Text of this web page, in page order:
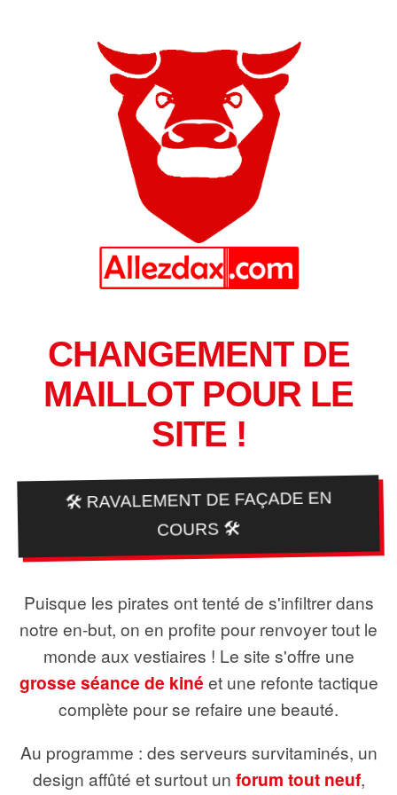
CHANGEMENT DE
MAILLOT POUR LE
SITE !
🛠️ RAVALEMENT DE FAÇADE EN
COURS 🛠️
Puisque les pirates ont tenté de s'infiltrer dans
notre en-but, on en profite pour renvoyer tout le
monde aux vestiaires ! Le site s'offre une
grosse séance de kiné et une refonte tactique
complète pour se refaire une beauté.
Au programme : des serveurs survitaminés, un
design affûté et surtout un forum tout neuf,